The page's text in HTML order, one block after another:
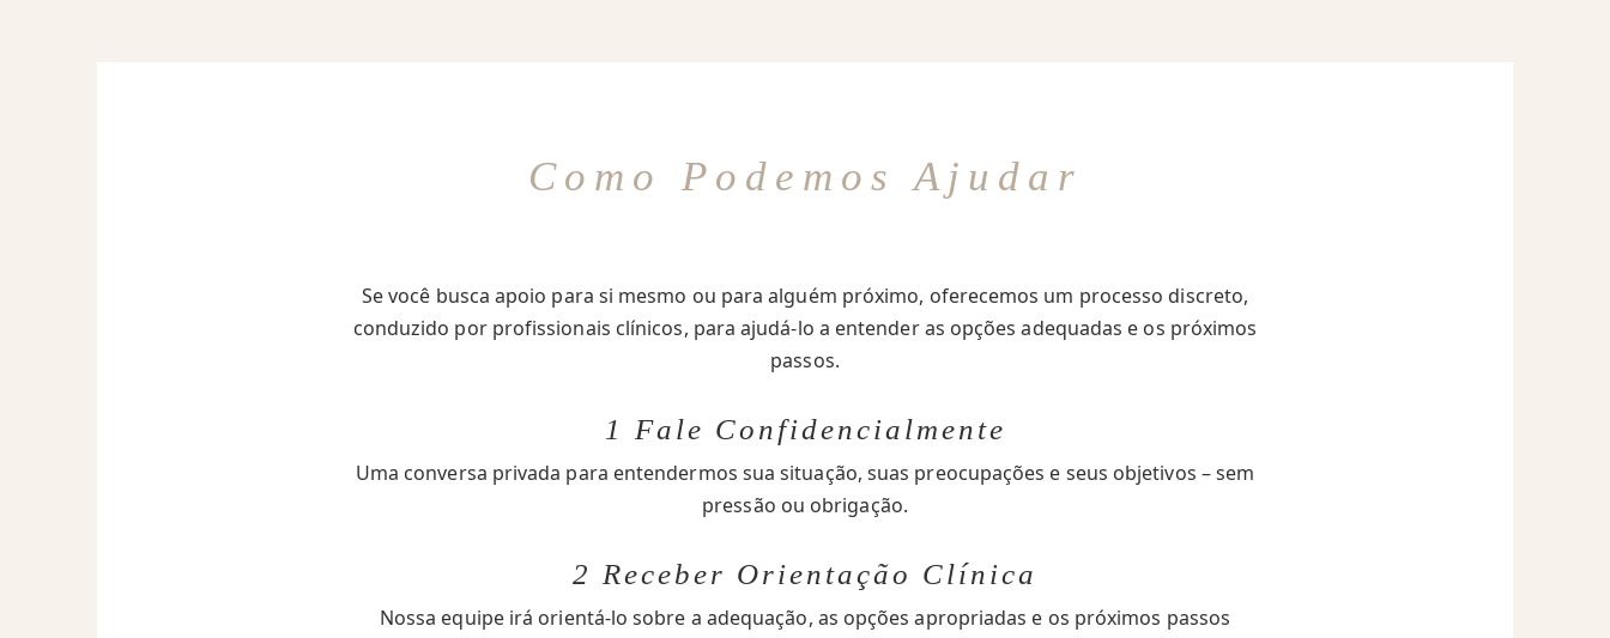
Como Podemos Ajudar
Se você busca apoio para si mesmo ou para alguém próximo, oferecemos um processo discreto,
conduzido por profissionais clínicos, para ajudá-lo a entender as opções adequadas e os próximos
passos.
1 Fale Confidencialmente
Uma conversa privada para entendermos sua situação, suas preocupações e seus objetivos – sem
pressão ou obrigação.
2 Receber Orientação Clínica
Nossa equipe irá orientá-lo sobre a adequação, as opções apropriadas e os próximos passos